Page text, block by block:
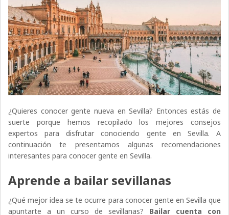
¿Quieres conocer gente nueva en Sevilla? Entonces estás de
suerte porque hemos recopilado los mejores consejos
expertos para disfrutar conociendo gente en Sevilla. A
continuación te presentamos algunas recomendaciones
interesantes para conocer gente en Sevilla.
Aprende a bailar sevillanas
¿Qué mejor idea se te ocurre para conocer gente en Sevilla que
apuntarte a un curso de sevillanas? Bailar cuenta con